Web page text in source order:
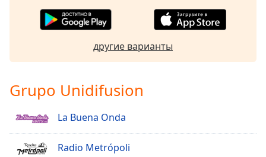
другие варианты
Grupo Unidifusion
La Buena Onda
Radio Metrópoli